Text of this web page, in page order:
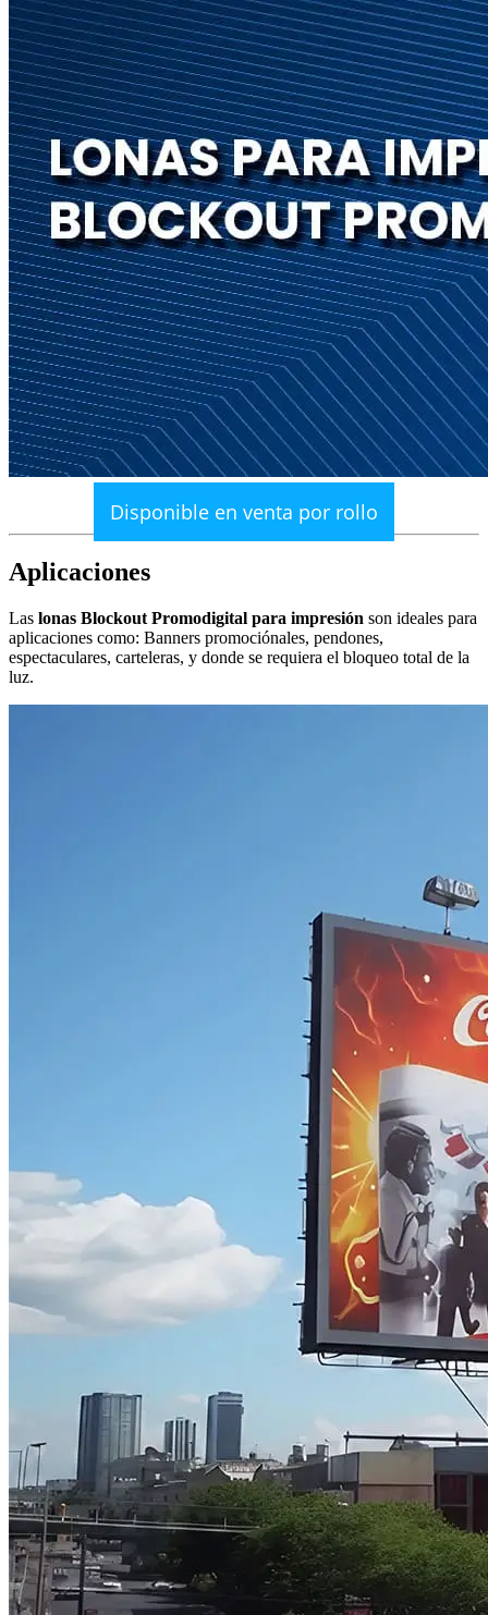
Disponible en venta por rollo
Aplicaciones
Las lonas Blockout Promodigital para impresión son ideales para
aplicaciones como: Banners promociónales, pendones,
espectaculares, carteleras, y donde se requiera el bloqueo total de la
luz.